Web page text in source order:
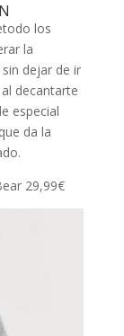
los
la
dejar de ir
decantarte
especial
da la
29,99€